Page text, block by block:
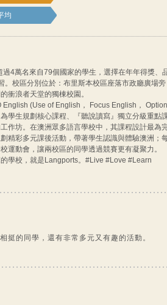
均
4萬名來自79個國家的學生，選擇在年年得獎、
。校區分別位於：布里斯本校區座落市政廳廣場
衝浪者天堂的獨棟校園。
English (Use of English， Focus English，
學生規劃核心課程、『聽說讀寫』獨立分級重點課
作坊。在澳洲眾多語言學校中，其課程設計最為完
精彩多元課後活動，帶著學生認識與體驗澳洲；
運動會，讓兩校區的同學透過競賽更有凝聚力。
學校，就是Langports。#Live #Love #Learn
的同學，還有非常多元又有趣的活動。